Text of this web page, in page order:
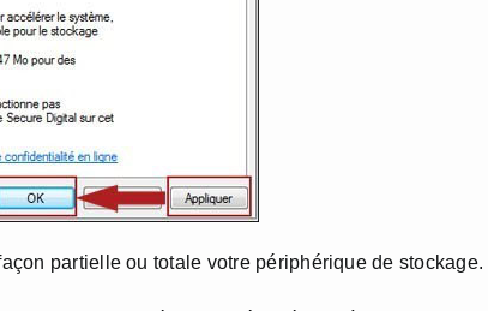
partielle ou totale votre périphérique de stockage.